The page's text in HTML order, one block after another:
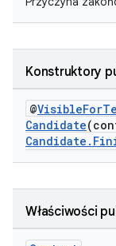
Konstruktory
@
Candidate
Właściwości